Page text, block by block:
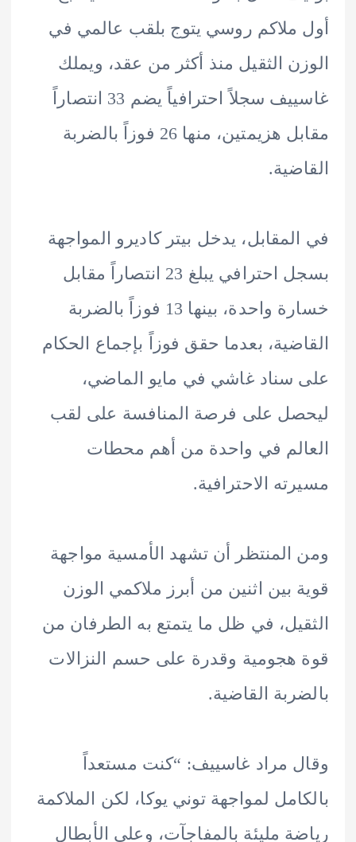
ملاكم روسي يتوج بلقب عالمي في
الثقيل منذ أكثر من عقد، ويملك
غاسييف سجلاً احترافياً يضم 33 انتصاراً
مقابل هزيمتين، منها 26 فوزاً بالضربة
يدخل بيتر كاديرو المواجهة
بسجل احترافي يبلغ 23 انتصاراً مقابل
خسارة واحدة، بينها 13 فوزاً بالضربة
بعدما حقق فوزاً بإجماع الحكام
سناد غاشي في مايو الماضي،
على فرصة المنافسة على لقب
في واحدة من أهم محطات
الاحترافية.
أن تشهد الأمسية مواجهة
بين اثنين من أبرز ملاكمي الوزن
في ظل ما يتمتع به الطرفان من
هجومية وقدرة على حسم النزالات
القاضية.
مراد غاسييف: “كنت مستعداً
لمواجهة توني يوكا، لكن الملاكمة
مليئة بالمفاجآت، وعلى الأبطال